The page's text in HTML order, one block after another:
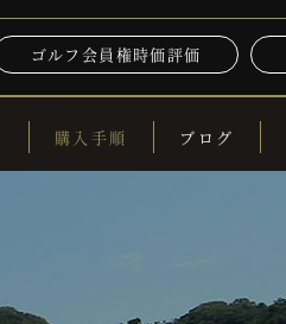
ゴルフ会員権時価評価
購入手順 ブログ